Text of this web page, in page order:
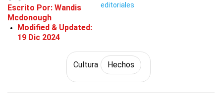
Escrito Por: Wandis
Mcdonough
Modified & Updated:
19 Dic 2024
editoriales
Cultura Hechos